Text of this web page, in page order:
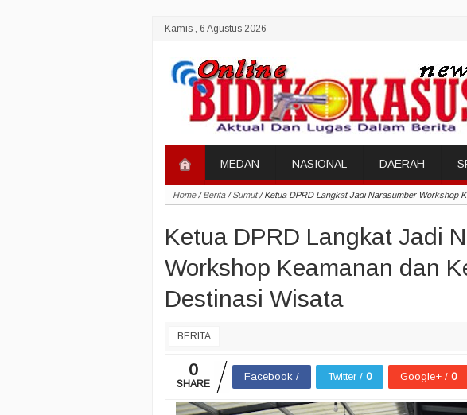
Kamis , 6 Agustus 2026
MEDAN NASIONAL DAERAH
Home/Berita/Sumut/Ketua DPRD Langkat Jadi Narasumber Workshop
Ketua DPRD Langkat Jadi
Workshop Keamanan dan
Destinasi Wisata
BERITA
0
SHARE
Facebook / Twitter / 0 Google+ / 0